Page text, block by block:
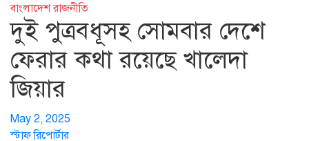
বাংলাদেশ রাজনীতি
দুই পুত্রবধূসহ সোমবার দেশে
ফেরার কথা রয়েছে খালেদা
জিয়ার
May 2, 2025
স্টাফ রিপোর্টার